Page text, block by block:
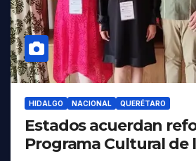
HIDALGO NACIONAL QUERÉTARO
Estados acuerdan
Programa Cultural de